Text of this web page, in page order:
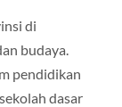
di
budaya.
pendidikan
dasar